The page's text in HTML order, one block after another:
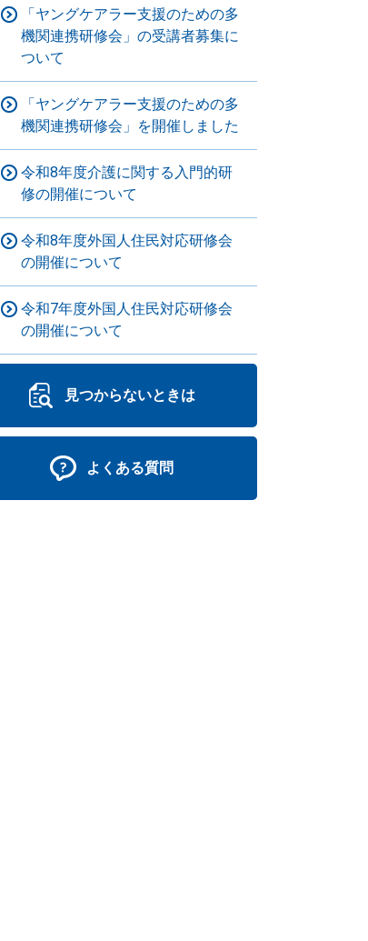
「ヤングケアラー支援のための多
機関連携研修会」の受講者募集に
ついて
「ヤングケアラー支援のための多
機関連携研修会」を開催しました
令和8年度介護に関する入門的研
修の開催について
令和8年度外国人住民対応研修会
の開催について
令和7年度外国人住民対応研修会
の開催について
見つからないときは
よくある質問